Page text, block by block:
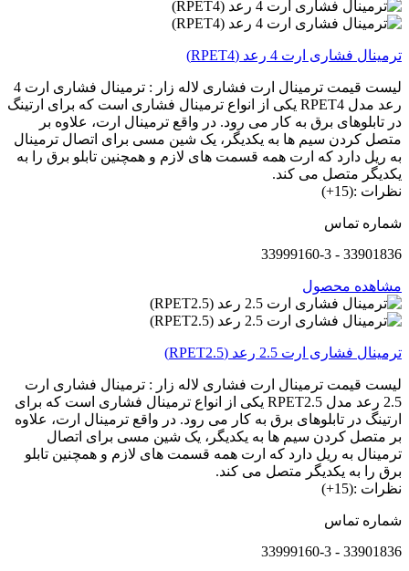
ترمینال فشاری ارت 4 رعد (RPET4)
لیست قیمت ترمینال ارت فشاری لاله زار : ترمینال فشاری ارت 4
رعد مدل RPET4 یکی از انواع ترمینال فشاری است که برای ارتینگ
در تابلوهای برق به کار می رود. در واقع ترمینال ارت، علاوه بر
متصل کردن سیم ها به یکدیگر، یک شین مسی برای اتصال ترمینال
به ریل دارد که ارت همه قسمت های لازم و همچنین تابلو برق را به
یکدیگر متصل می کند.
نظرات :(15+)
شماره تماس
33901836 - 33999160-3
مشاهده محصول
ترمینال فشاری ارت 2.5 رعد (RPET2.5)
لیست قیمت ترمینال ارت فشاری لاله زار : ترمینال فشاری ارت
2.5 رعد مدل RPET2.5 یکی از انواع ترمینال فشاری است که برای
ارتینگ در تابلوهای برق به کار می رود. در واقع ترمینال ارت، علاوه
بر متصل کردن سیم ها به یکدیگر، یک شین مسی برای اتصال
ترمینال به ریل دارد که ارت همه قسمت های لازم و همچنین تابلو
برق را به یکدیگر متصل می کند.
نظرات :(15+)
شماره تماس
33901836 - 33999160-3